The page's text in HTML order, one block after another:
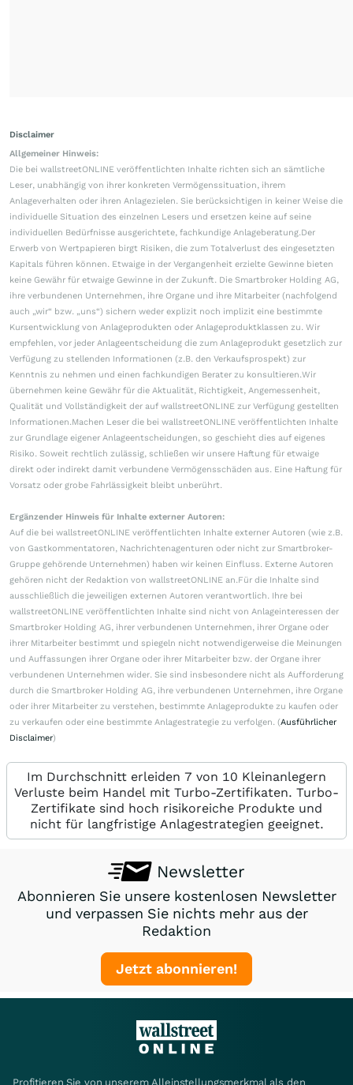
Disclaimer
Allgemeiner Hinweis:
Die bei wallstreetONLINE veröffentlichten Inhalte richten sich an sämtliche
Leser, unabhängig von ihrer konkreten Vermögenssituation, ihrem
Anlageverhalten oder ihren Anlagezielen. Sie berücksichtigen in keiner Weise die
individuelle Situation des einzelnen Lesers und ersetzen keine auf seine
individuellen Bedürfnisse ausgerichtete, fachkundige Anlageberatung.Der
Erwerb von Wertpapieren birgt Risiken, die zum Totalverlust des eingesetzten
Kapitals führen können. Etwaige in der Vergangenheit erzielte Gewinne bieten
keine Gewähr für etwaige Gewinne in der Zukunft. Die Smartbroker Holding AG,
ihre verbundenen Unternehmen, ihre Organe und ihre Mitarbeiter (nachfolgend
auch „wir“ bzw. „uns“) sichern weder explizit noch implizit eine bestimmte
Kursentwicklung von Anlageprodukten oder Anlageproduktklassen zu. Wir
empfehlen, vor jeder Anlageentscheidung die zum Anlageprodukt gesetzlich zur
Verfügung zu stellenden Informationen (z.B. den Verkaufsprospekt) zur
Kenntnis zu nehmen und einen fachkundigen Berater zu konsultieren.Wir
übernehmen keine Gewähr für die Aktualität, Richtigkeit, Angemessenheit,
Qualität und Vollständigkeit der auf wallstreetONLINE zur Verfügung gestellten
Informationen.Machen Leser die bei wallstreetONLINE veröffentlichten Inhalte
zur Grundlage eigener Anlageentscheidungen, so geschieht dies auf eigenes
Risiko. Soweit rechtlich zulässig, schließen wir unsere Haftung für etwaige
direkt oder indirekt damit verbundene Vermögensschäden aus. Eine Haftung für
Vorsatz oder grobe Fahrlässigkeit bleibt unberührt.
Ergänzender Hinweis für Inhalte externer Autoren:
Auf die bei wallstreetONLINE veröffentlichten Inhalte externer Autoren (wie z.B.
von Gastkommentatoren, Nachrichtenagenturen oder nicht zur Smartbroker-
Gruppe gehörende Unternehmen) haben wir keinen Einfluss. Externe Autoren
gehören nicht der Redaktion von wallstreetONLINE an.Für die Inhalte sind
ausschließlich die jeweiligen externen Autoren verantwortlich. Ihre bei
wallstreetONLINE veröffentlichten Inhalte sind nicht von Anlageinteressen der
Smartbroker Holding AG, ihrer verbundenen Unternehmen, ihrer Organe oder
ihrer Mitarbeiter bestimmt und spiegeln nicht notwendigerweise die Meinungen
und Auffassungen ihrer Organe oder ihrer Mitarbeiter bzw. der Organe ihrer
verbundenen Unternehmen wider. Sie sind insbesondere nicht als Aufforderung
durch die Smartbroker Holding AG, ihre verbundenen Unternehmen, ihre Organe
oder ihrer Mitarbeiter zu verstehen, bestimmte Anlageprodukte zu kaufen oder
zu verkaufen oder eine bestimmte Anlagestrategie zu verfolgen. (Ausführlicher
Disclaimer)
Im Durchschnitt erleiden 7 von 10 Kleinanlegern
Verluste beim Handel mit Turbo-Zertifikaten. Turbo-
Zertifikate sind hoch risikoreiche Produkte und
nicht für langfristige Anlagestrategien geeignet.
Newsletter
Abonnieren Sie unsere kostenlosen Newsletter
und verpassen Sie nichts mehr aus der
Redaktion
Jetzt abonnieren!
Profitieren Sie von unserem Alleinstellungsmerkmal als den